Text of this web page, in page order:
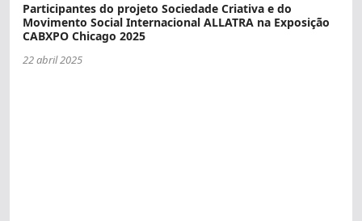
Participantes do projeto Sociedade Criativa e do
Movimento Social Internacional ALLATRA na Exposição
CABXPO Chicago 2025
22 abril 2025